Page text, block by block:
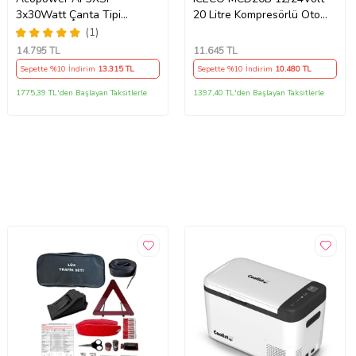
3x30Watt Çanta Tipi
Katlanabilir Güneş Enerji
Paneli
(1)
14.795TL
Sepette %10 İndirim 13.315TL
1775,39 TL'den Başlayan Taksitlerle
20 Litre Kompresörlü Oto
Kaseti
11.645TL
Sepette %10 İndirim 10.480TL
1397,40 TL'den Başlayan Taksitlerle